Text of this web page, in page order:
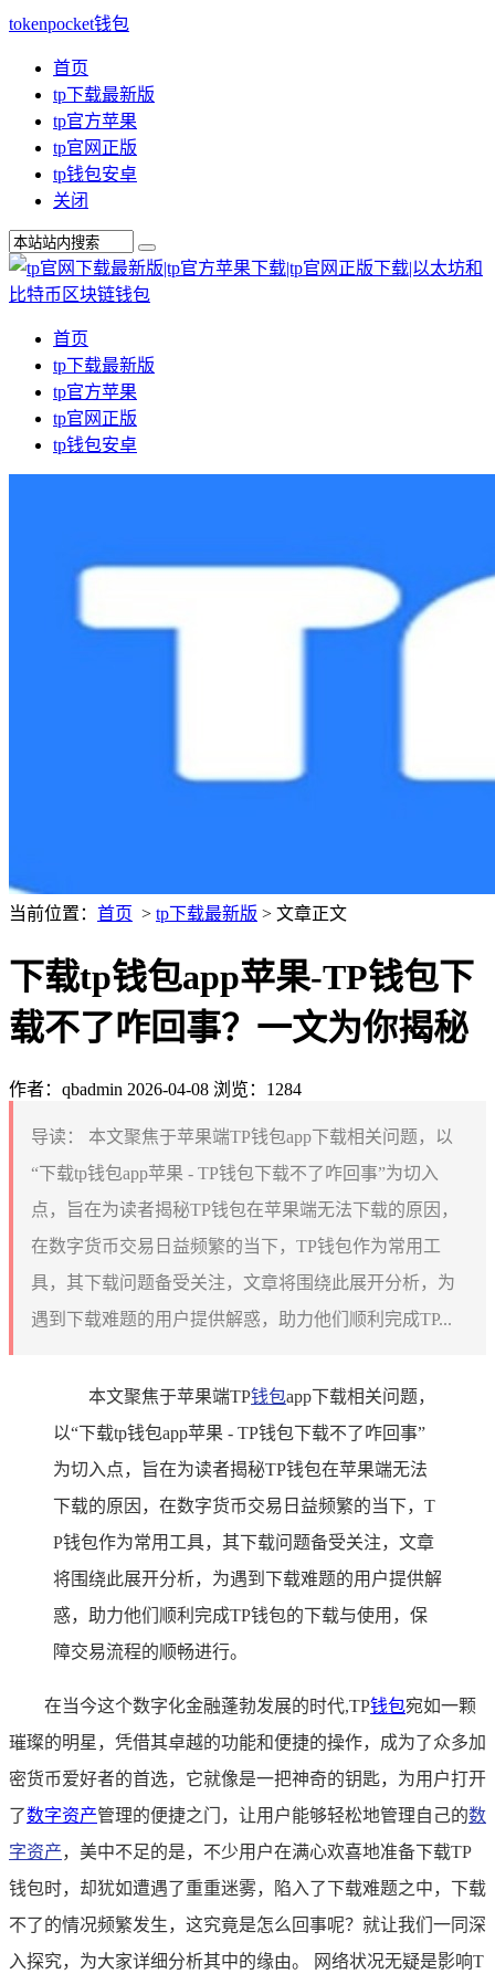
tokenpocket钱包
首页
tp下载最新版
tp官方苹果
tp官网正版
tp钱包安卓
关闭
首页
tp下载最新版
tp官方苹果
tp官网正版
tp钱包安卓
当前位置： 首页 > tp下载最新版 > 文章正文
下载tp钱包app苹果-TP钱包下
载不了咋回事？一文为你揭秘
作者：qbadmin 2026-04-08 浏览：1284
导读：
本文聚焦于苹果端TP钱包app下载相关问题，以
“下载tp钱包app苹果 - TP钱包下载不了咋回事”为切入
点，旨在为读者揭秘TP钱包在苹果端无法下载的原因，
在数字货币交易日益频繁的当下，TP钱包作为常用工
具，其下载问题备受关注，文章将围绕此展开分析，为
遇到下载难题的用户提供解惑，助力他们顺利完成TP...
本文聚焦于苹果端TP钱包app下载相关问题，
以“下载tp钱包app苹果 - TP钱包下载不了咋回事”
为切入点，旨在为读者揭秘TP钱包在苹果端无法
下载的原因，在数字货币交易日益频繁的当下，T
P钱包作为常用工具，其下载问题备受关注，文章
将围绕此展开分析，为遇到下载难题的用户提供解
惑，助力他们顺利完成TP钱包的下载与使用，保
障交易流程的顺畅进行。
在当今这个数字化金融蓬勃发展的时代,TP钱包宛如一颗
璀璨的明星，凭借其卓越的功能和便捷的操作，成为了众多加
密货币爱好者的首选，它就像是一把神奇的钥匙，为用户打开
了数字资产管理的便捷之门，让用户能够轻松地管理自己的数
字资产，美中不足的是，不少用户在满心欢喜地准备下载TP
钱包时，却犹如遭遇了重重迷雾，陷入了下载难题之中，下载
不了的情况频繁发生，这究竟是怎么回事呢？就让我们一同深
入探究，为大家详细分析其中的缘由。 网络状况无疑是影响T